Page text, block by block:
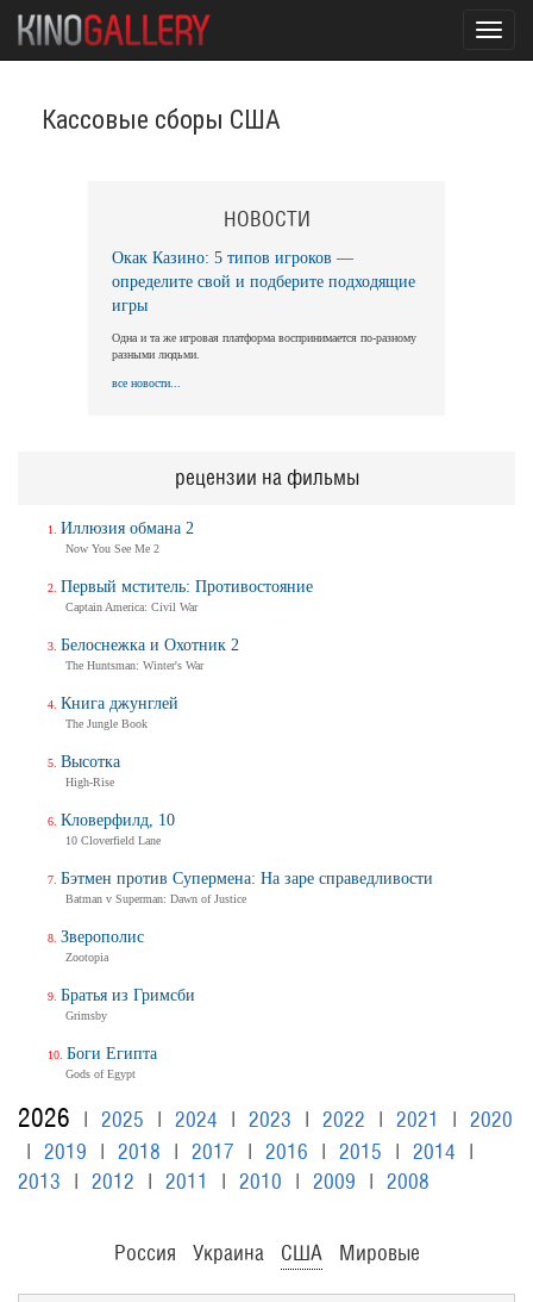
Кассовые сборы США
НОВОСТИ
Окак Казино: 5 типов игроков —
определите свой и подберите подходящие
игры
Одна и та же игровая платформа воспринимается по-разному
разными людьми.
все новости...
рецензии на фильмы
Иллюзия обмана 2
Now You See Me 2
Первый мститель: Противостояние
Captain America: Civil War
Белоснежка и Охотник 2
The Huntsman: Winter's War
Книга джунглей
The Jungle Book
Высотка
High-Rise
Кловерфилд, 10
10 Cloverfield Lane
Бэтмен против Супермена: На заре справедливости
Batman v Superman: Dawn of Justice
Зверополис
Zootopia
Братья из Гримсби
Grimsby
Боги Египта
Gods of Egypt
2026 2025 2024 2023 2022 2021
2020
2019 2018 2017 2016 2015 2014
2013
2012 2011 2010 2009 2008
Россия Украина США Мировые